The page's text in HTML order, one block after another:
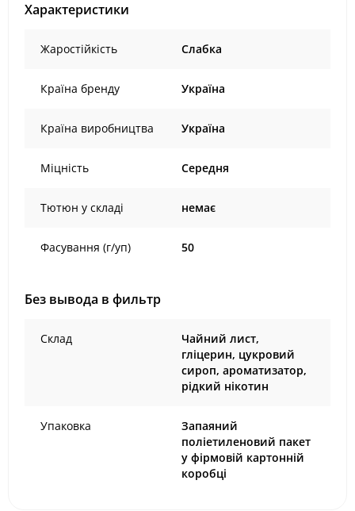
Характеристики
Жаростійкість Слабка
Країна бренду Україна
Країна виробництва Україна
Міцність Середня
Тютюн у складі немає
Фасування (г/уп) 50
Без вывода в фильтр
Склад
Чайний лист,
гліцерин, цукровий
сироп, ароматизатор,
рідкий нікотин
Упаковка
Запаяний
поліетиленовий пакет
у фірмовій картонній
коробці